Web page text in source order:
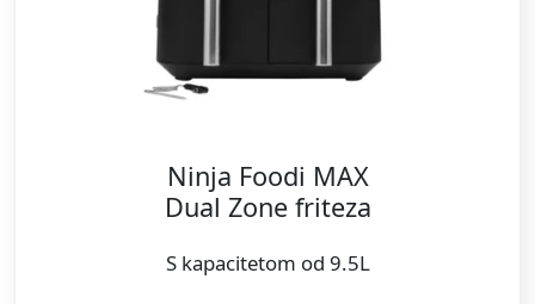
Ninja Foodi MAX
Dual Zone friteza
S kapacitetom od 9.5L